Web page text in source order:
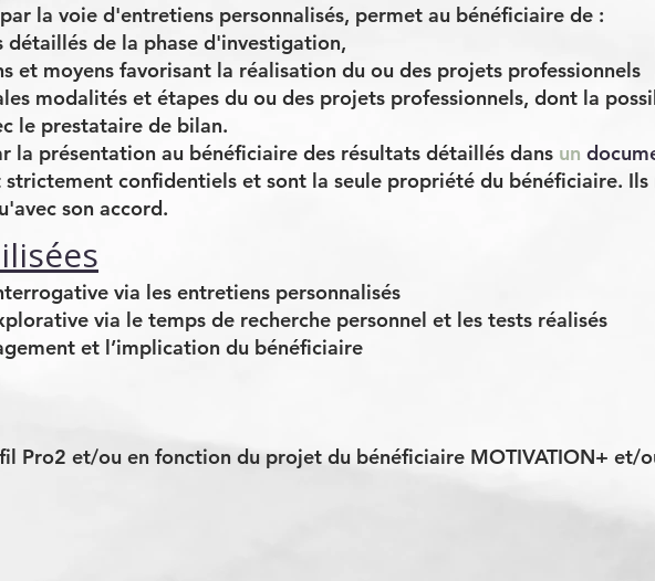
par la voie d'entretiens personnalisés, permet au bénéficiaire de :
de la phase d'investigation,
et moyens favorisant la réalisation du ou des projets professionnels
modalités et étapes du ou des projets professionnels, dont la
le prestataire de bilan.
la présentation au bénéficiaire des résultats détaillés dans un
strictement confidentiels et sont la seule propriété du bénéficiaire. Ils
son accord.
via les entretiens personnalisés
via le temps de recherche personnel et les tests réalisés
et l’implication du bénéficiaire
Pro2 et/ou en fonction du projet du bénéficiaire MOTIVATION+ et/